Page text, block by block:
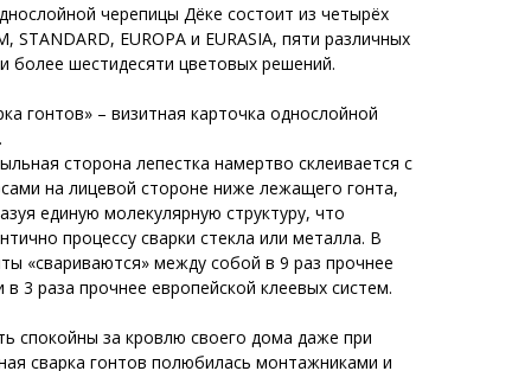
черепицы Дёке состоит из четырёх
STANDARD, EUROPA и EURASIA, пяти различных
более шестидесяти цветовых решений.
гонтов» – визитная карточка однослойной
сторона лепестка намертво склеивается с
на лицевой стороне ниже лежащего гонта,
единую молекулярную структуру, что
процессу сварки стекла или металла. В
«свариваются» между собой в 9 раз прочнее
в 3 раза прочнее европейской клеевых систем.
спокойны за кровлю своего дома даже при
сварка гонтов полюбилась монтажниками и